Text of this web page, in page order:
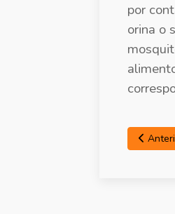
por
orina o